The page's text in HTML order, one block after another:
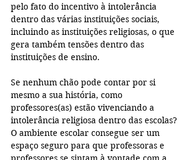
pelo fato do incentivo à intolerância
dentro das várias instituições sociais,
incluindo as instituições religiosas, o que
gera também tensões dentro das
instituições de ensino.
Se nenhum chão pode contar por si
mesmo a sua história, como
professores(as) estão vivenciando a
intolerância religiosa dentro das escolas?
O ambiente escolar consegue ser um
espaço seguro para que professoras e